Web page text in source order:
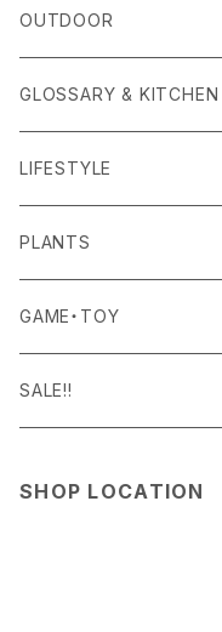
Amina Collection
APOTHEKE FRAGRANCE
BAICYCLON
BISQUE
Curry Mason
Detail
OUTER
TOPS
BOTTOMS
ROOM WEAR
SHOES
HAT・CAP
OUTDOOR
CARRYING GOODS
LIGHTING
MILITARY GOODS
NITE IZE
S-BBINER
RGM
GLOSSARY & KITCHEN
FOOD
DRINK
KITCHEN GOODS
TABLEWARE
LIFESTYLE
ALOMA
ART PIECE
BODY & SKIN CARE
PLANTS
POTTED PLANTS
TERRARIUM
GAME・TOY
SALE!!
SHOP LOCATION